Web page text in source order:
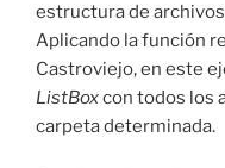
estructura de
Aplicando la función
Castroviejo, en este
ListBoxcon todos los
carpeta determinada.